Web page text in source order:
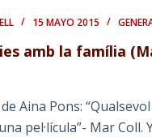
15 MAYO 2015
amb la família
Aina Pons:
pel·lícula”- Mar Coll.